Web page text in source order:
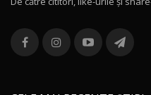
13
combină
36:08
chinez care